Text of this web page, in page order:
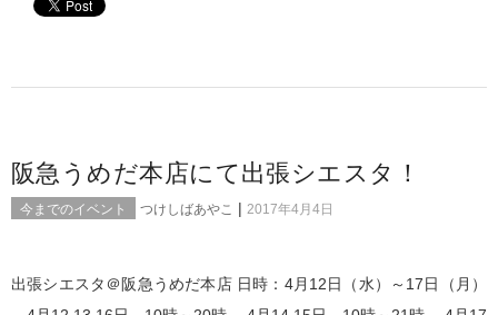
阪急うめだ本店にて出張シエスタ！
今までのイベント つけしばあやこ | 2017年4月4日
出張シエスタ＠阪急うめだ本店 日時：4月12日（水）～17日（月）